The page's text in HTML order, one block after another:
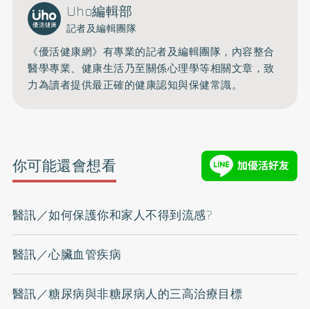
Uho編輯部
記者及編輯團隊
《優活健康網》有專業的記者及編輯團隊，內容整合
醫學專業、健康生活乃至關係心理學等相關文章，致
力為讀者提供最正確的健康認知與保健常識。
你可能還會想看
醫訊／如何保護你和家人不得到流感?
醫訊／心臟血管疾病
醫訊／糖尿病與非糖尿病人的三高治療目標